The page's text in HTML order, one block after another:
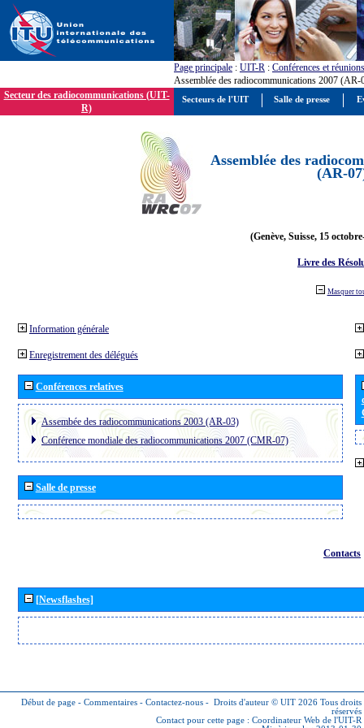
Page principale : UIT-R : Conférences et réunions
Assemblée des radiocommunications 2007 (AR-
Secteur des radiocommunications (UIT-
R)
Assemblée des
(AR-
(Genève, Suisse, 15
Livre des
Masquer
Information générale
Enregistrement des délégués
Conférences relatives
Assembée des radiocommunications 2003 (AR-03)
Conférence mondiale des radiocommunications 2007 (CMR-07)
Salle de presse
Contacts
[Newsflashes]
Début de page - Commentaires - Contactez-nous - Droits d'auteur © UIT 2026 Tous droits
réservés
Contact pour cette page : Coordinateur Web de l'UIT-R
Secteurs de l'UIT Salle de presse